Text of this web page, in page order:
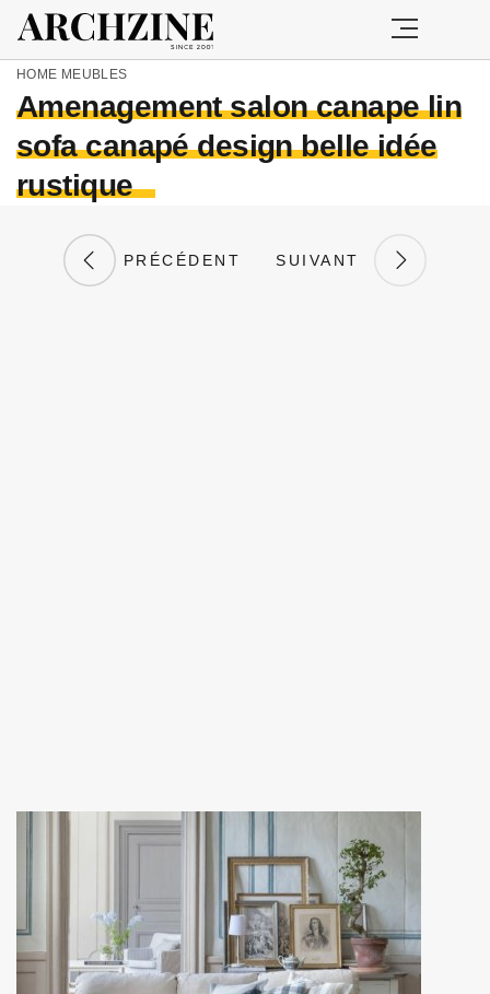
HOME MEUBLES
Amenagement salon canape lin
sofa canapé design belle idée
rustique
PRÉCÉDENT SUIVANT